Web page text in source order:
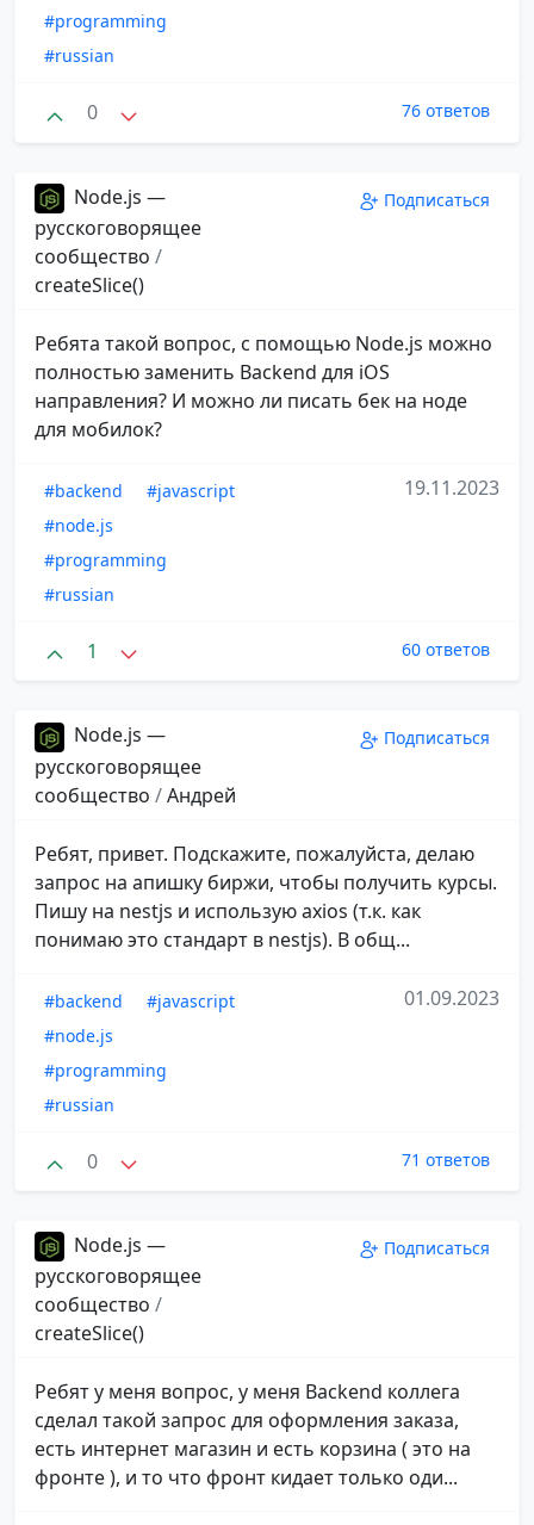
#programming
#russian
0 76 ответов
Node.js —
русскоговорящее
сообщество /
createSlice()
Подписаться
Ребята такой вопрос, с помощью Node.js можно
полностью заменить Backend для iOS
направления? И можно ли писать бек на ноде
для мобилок?
#backend
#javascript
#node.js
#programming
#russian
19.11.2023
1 60 ответов
Node.js —
русскоговорящее
сообщество /Андрей
Подписаться
Ребят, привет. Подскажите, пожалуйста, делаю
запрос на апишку биржи, чтобы получить курсы.
Пишу на nestjs и использую axios (т.к. как
понимаю это стандарт в nestjs). В общ...
#backend
#javascript
#node.js
#programming
#russian
01.09.2023
0 71 ответов
Node.js —
русскоговорящее
сообщество /
createSlice()
Подписаться
Ребят у меня вопрос, у меня Backend коллега
сделал такой запрос для оформления заказа,
есть интернет магазин и есть корзина ( это на
фронте ), и то что фронт кидает только оди...